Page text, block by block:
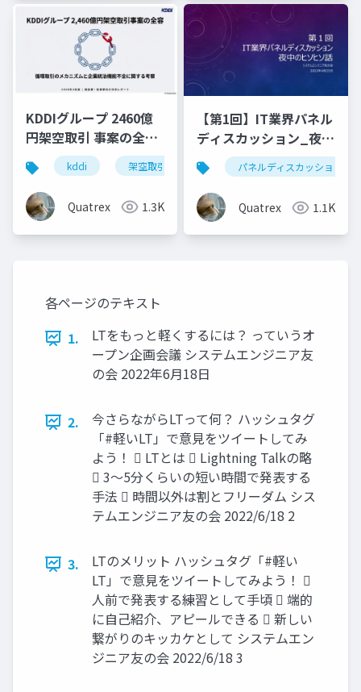
KDDIグループ 2460億
円架空取引 事案の全容
分析
kddi 架空取引 循環取引
Quatrex 1.3K
【第1回】IT業界パネル
ディスカッション_夜中
のヒソヒソ話パネルディスカッション
Quatrex 1.1K
各ページのテキスト
1.
LTをもっと軽くするには？ っていうオ
ープン企画会議 システムエンジニア友
の会 2022年6月18日
2.
今さらながらLTって何？ ハッシュタグ
「#軽いLT」で意見をツイートしてみ
よう！  LTとは  Lightning Talkの略
 3～5分くらいの短い時間で発表する
手法  時間以外は割とフリーダム シス
テムエンジニア友の会 2022/6/18 2
3.
LTのメリット ハッシュタグ「#軽い
LT」で意見をツイートしてみよう！ 
人前で発表する練習として手頃  端的
に自己紹介、アピールできる  新しい
繋がりのキッカケとして システムエン
ジニア友の会 2022/6/18 3